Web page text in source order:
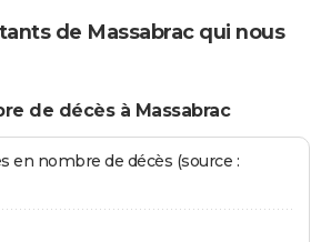
de Massabrac qui nous
de décès à Massabrac
en nombre de décès (source :